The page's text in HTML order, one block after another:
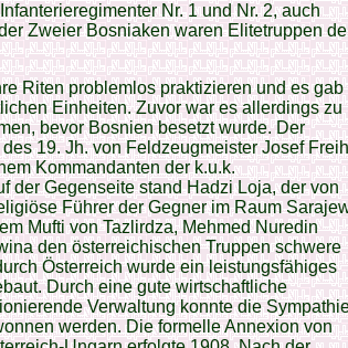
Nr. 1 und Nr. 2, auch
Zweier Bosniaken waren Elitetruppen
Riten problemlos praktizieren und es gab
Einheiten. Zuvor war es allerdings zu
bevor Bosnien besetzt wurde. Der
19. Jh. von Feldzeugmeister Josef
Kommandanten der k.u.k.
der Gegenseite stand Hadzi Loja, der von
Führer der Gegner im Raum
Mufti von Tazlirdza, Mehmed Nuredin
den österreichischen Truppen schwere
Österreich wurde ein leistungsfähiges
Durch eine gute wirtschaftliche
Verwaltung konnte die
werden. Die formelle Annexion von